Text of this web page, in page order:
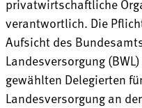
verantwortlich. Die
Aufsicht des
Landesversorgung
gewählten Delegierten
Landesversorgung an